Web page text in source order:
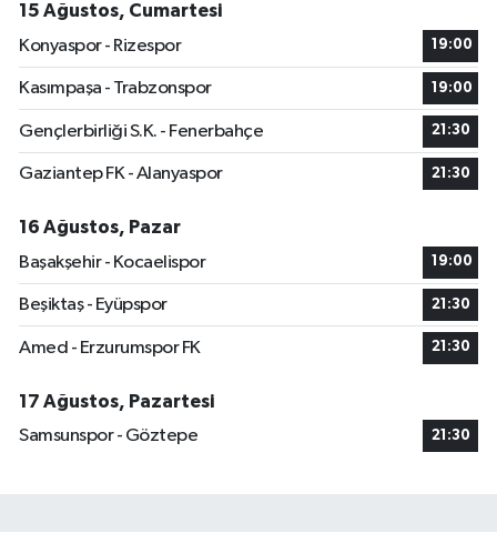
15 Ağustos, Cumartesi
Konyaspor - Rizespor
19:00
Kasımpaşa - Trabzonspor 19:00
Gençlerbirliği S.K. - Fenerbahçe 21:30
Gaziantep FK - Alanyaspor 21:30
16 Ağustos, Pazar
Başakşehir - Kocaelispor
19:00
Beşiktaş - Eyüpspor 21:30
Amed - Erzurumspor FK 21:30
17 Ağustos, Pazartesi
Samsunspor - Göztepe
21:30